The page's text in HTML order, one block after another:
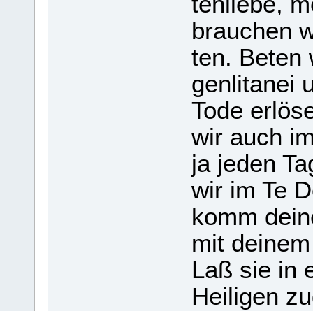
brau­chen
ten. Beten
gen­li­ta­nei
Tode
wir auch
ja jeden
wir im Te
komm
mit
Laß sie in
Hei­li­gen